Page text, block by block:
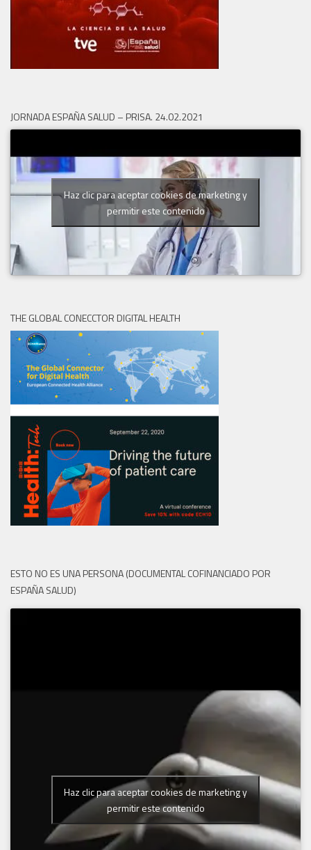
JORNADA ESPAÑA SALUD – PRISA. 24.02.2021
Haz clic para aceptar cookies de marketing y
permitir este contenido
THE GLOBAL CONECCTOR DIGITAL HEALTH
ESTO NO ES UNA PERSONA (DOCUMENTAL COFINANCIADO POR
ESPAÑA SALUD)
Haz clic para aceptar cookies de marketing y
permitir este contenido